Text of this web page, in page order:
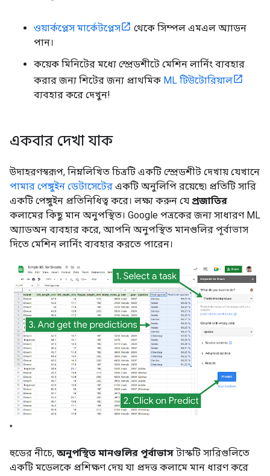
ওয়ার্কপ্লেস মার্কেটপ্লেস
থেকে সিম্পল এমএল অ্যাডন
পান।
কয়েক মিনিটের মধ্যে স্প্রেডশীটে মেশিন লার্নিং ব্যবহার
করার জন্য শিটের জন্য প্রাথমিক ML টিউটোরিয়াল
ব্যবহার করে দেখুন!
একবার দেখা যাক
উদাহরণস্বরূপ, নিম্নলিখিত চিত্রটি একটি স্প্রেডশীট দেখায় যেখানে
পামার পেঙ্গুইন ডেটাসেটের একটি অনুলিপি রয়েছে৷ প্রতিটি সারি
একটি পেঙ্গুইন প্রতিনিধিত্ব করে। লক্ষ্য করুন যে প্রজাতির
কলামের কিছু মান অনুপস্থিত। Google পত্রকের জন্য সাধারণ ML
অ্যাডঅন ব্যবহার করে, আপনি অনুপস্থিত মানগুলির পূর্বাভাস
দিতে মেশিন লার্নিং ব্যবহার করতে পারেন।
"
হুডের নীচে, অনুপস্থিত মানগুলির পূর্বাভাস টাস্কটি সারিগুলিতে
একটি মডেলকে প্রশিক্ষণ দেয় যা প্রদত্ত কলামে মান ধারণ করে